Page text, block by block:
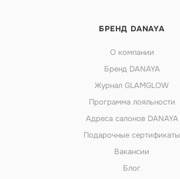
БРЕНД DANAYA
О компании
Бренд DANAYA
Журнал GLAMGLOW
Программа лояльности
Адреса салонов DANAYA
Подарочные сертификаты
Вакансии
Блог